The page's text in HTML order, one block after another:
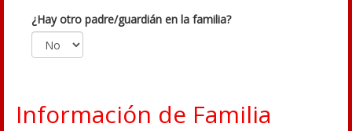
¿Hay otro padre/guardián en la familia?
Información de Familia